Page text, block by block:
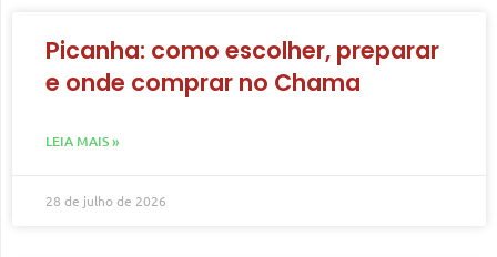
Picanha: como escolher, preparar
e onde comprar no Chama
LEIA MAIS »
28 de julho de 2026